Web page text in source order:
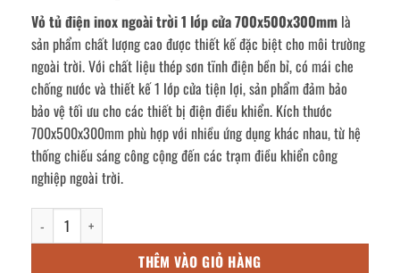
Vỏ tủ điện inox ngoài trời 1 lớp cửa 700x500x300mm là
sản phẩm chất lượng cao được thiết kế đặc biệt cho môi trường
ngoài trời. Với chất liệu thép sơn tĩnh điện bền bỉ, có mái che
chống nước và thiết kế 1 lớp cửa tiện lợi, sản phẩm đảm bảo
bảo vệ tối ưu cho các thiết bị điện điều khiển. Kích thước
700x500x300mm phù hợp với nhiều ứng dụng khác nhau, từ hệ
thống chiếu sáng công cộng đến các trạm điều khiển công
nghiệp ngoài trời.
Vỏ tủ điện inox ngoài trời 1 lớp cửa 700x500x300mm số lượng
THÊM VÀO GIỎ HÀNG